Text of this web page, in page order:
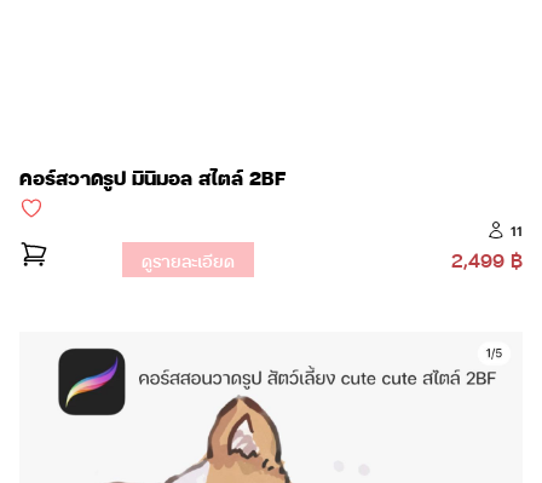
คอร์สวาดรูป มินิมอล สไตล์ 2BF
11
ดูรายละเอียด 2,499 ฿